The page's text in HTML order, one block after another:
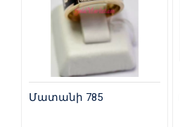
Մատանի 785